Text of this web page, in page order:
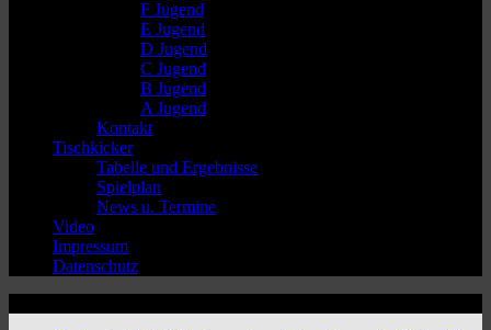
F Jugend
E Jugend
D Jugend
C Jugend
B Jugend
A Jugend
Kontakt
Tischkicker
Tabelle und Ergebnisse
Spielplan
News u. Termine
Video
Impressum
Datenschutz